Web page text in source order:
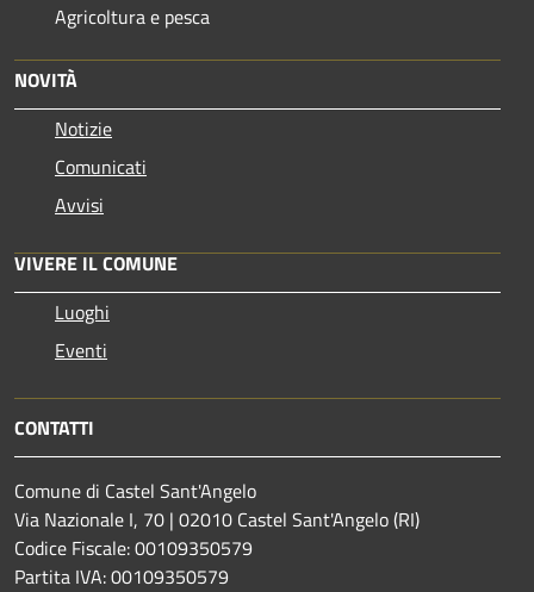
Agricoltura e pesca
NOVITÀ
Notizie
Comunicati
Avvisi
VIVERE IL COMUNE
Luoghi
Eventi
CONTATTI
Comune di Castel Sant'Angelo
Via Nazionale I, 70 | 02010 Castel Sant'Angelo (RI)
Codice Fiscale: 00109350579
Partita IVA: 00109350579